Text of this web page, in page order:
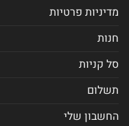
מדיניות פרטיות
חנות
סל קניות
תשלום
החשבון שלי